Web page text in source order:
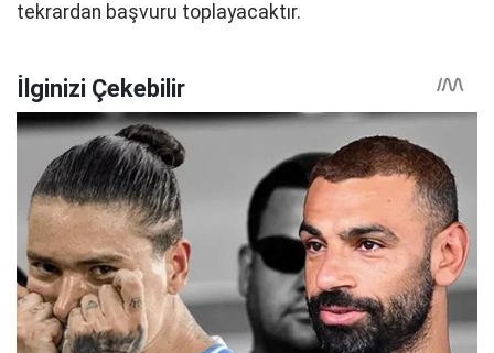
tekrardan başvuru toplayacaktır.